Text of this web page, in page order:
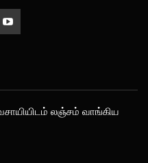
லஞ்சம் வாங்கிய